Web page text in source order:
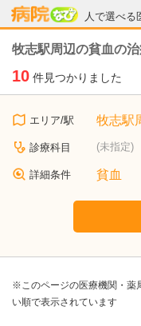
人で選べる
病院なび
牧志駅周辺の貧血の
10 件見つかりました
エリア/駅 牧志駅
診療科目 (未指定)
詳細条件 貧血
※このページの医療機関・薬
い順で表示されています